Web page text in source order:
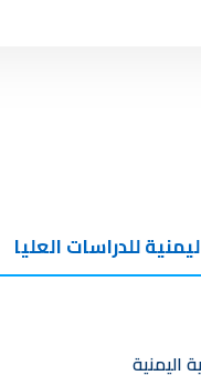
للدراسات العليا
اليمنية